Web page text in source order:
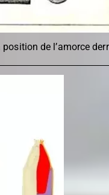
de l’amorce